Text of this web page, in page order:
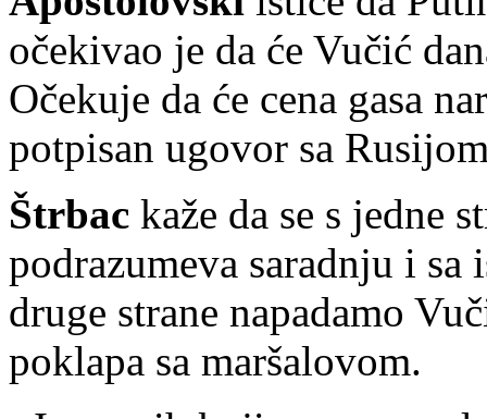
očekivao je da će Vučić
Očekuje da će cena gasa
potpisan ugovor sa
Štrbac kaže da se s jedne
podrazumeva saradnju i sa
druge strane napadamo
poklapa sa maršalovom.